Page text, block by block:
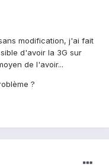
modification, j'ai fait
d'avoir la 3G sur
de l'avoir...
?